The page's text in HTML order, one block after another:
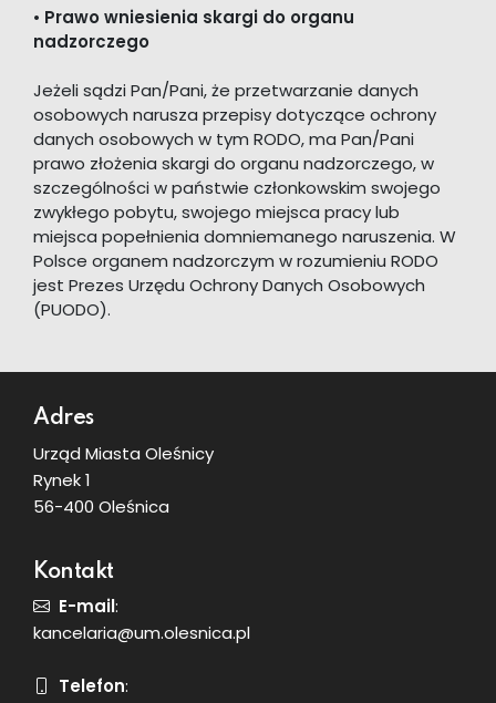
• Prawo wniesienia skargi do organu
nadzorczego
Jeżeli sądzi Pan/Pani, że przetwarzanie danych
osobowych narusza przepisy dotyczące ochrony
danych osobowych w tym RODO, ma Pan/Pani
prawo złożenia skargi do organu nadzorczego, w
szczególności w państwie członkowskim swojego
zwykłego pobytu, swojego miejsca pracy lub
miejsca popełnienia domniemanego naruszenia. W
Polsce organem nadzorczym w rozumieniu RODO
jest Prezes Urzędu Ochrony Danych Osobowych
(PUODO).
Adres
Urząd Miasta Oleśnicy
Rynek 1
56-400 Oleśnica
Kontakt
E-mail:
kancelaria@um.olesnica.pl
Telefon: